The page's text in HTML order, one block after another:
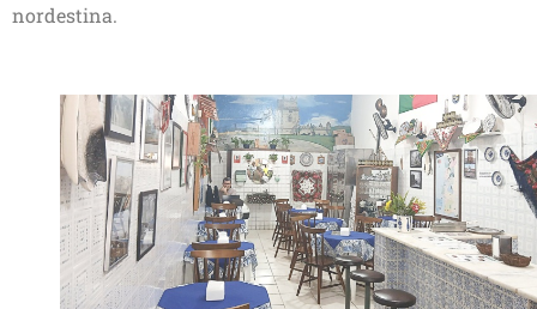
nordestina.